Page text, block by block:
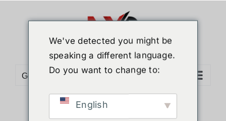
Go to...
We've detected you might be
speaking a different language.
Do you want to change to:
English